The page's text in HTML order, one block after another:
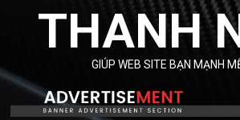
THANH
GIÚP WEB SITE BẠN MẠNH